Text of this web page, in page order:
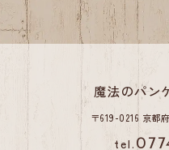
魔法のパ
〒619-0216 京都
tel.